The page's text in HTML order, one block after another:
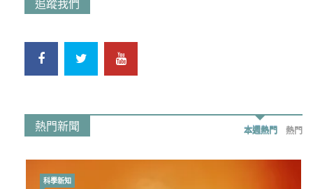
熱門新聞 本週熱門 熱門
科學新知
時事政治